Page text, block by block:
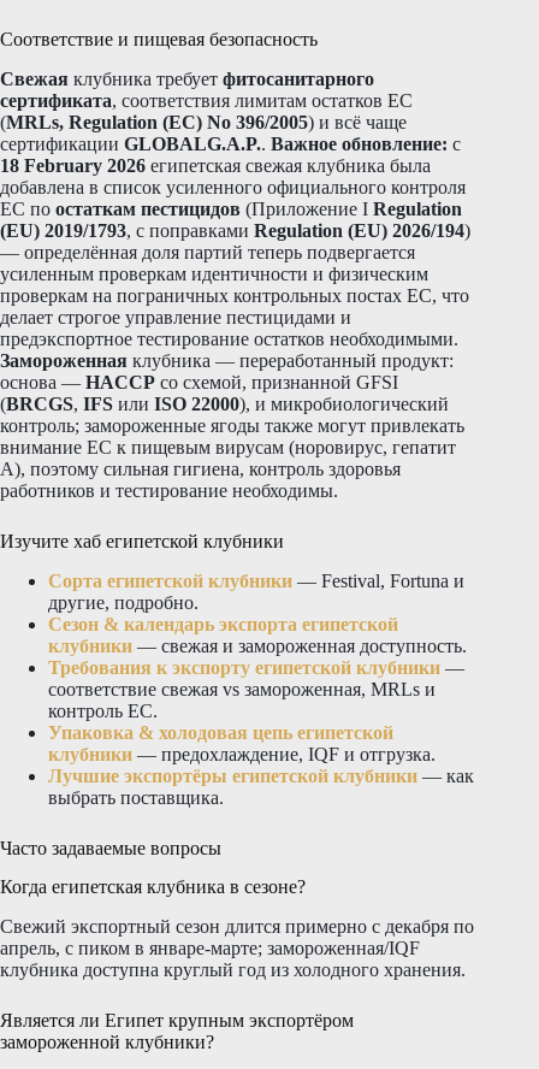
Соответствие и пищевая безопасность
Свежая клубника требует фитосанитарного
сертификата, соответствия лимитам остатков ЕС
(MRLs, Regulation (EC) No 396/2005) и всё чаще
сертификации GLOBALG.A.P.. Важное обновление: с
18 February 2026 египетская свежая клубника была
добавлена в список усиленного официального контроля
ЕС по остаткам пестицидов (Приложение I Regulation
(EU) 2019/1793, с поправками Regulation (EU) 2026/194)
— определённая доля партий теперь подвергается
усиленным проверкам идентичности и физическим
проверкам на пограничных контрольных постах ЕС, что
делает строгое управление пестицидами и
предэкспортное тестирование остатков необходимыми.
Замороженная клубника — переработанный продукт:
основа — HACCP со схемой, признанной GFSI
(BRCGS, IFS или ISO 22000), и микробиологический
контроль; замороженные ягоды также могут привлекать
внимание ЕС к пищевым вирусам (норовирус, гепатит
A), поэтому сильная гигиена, контроль здоровья
работников и тестирование необходимы.
Изучите хаб египетской клубники
Сорта египетской клубники — Festival, Fortuna и
другие, подробно.
Сезон & календарь экспорта египетской
клубники — свежая и замороженная доступность.
Требования к экспорту египетской клубники —
соответствие свежая vs замороженная, MRLs и
контроль ЕС.
Упаковка & холодовая цепь египетской
клубники — предохлаждение, IQF и отгрузка.
Лучшие экспортёры египетской клубники — как
выбрать поставщика.
Часто задаваемые вопросы
Когда египетская клубника в сезоне?
Свежий экспортный сезон длится примерно с декабря по
апрель, с пиком в январе-марте; замороженная/IQF
клубника доступна круглый год из холодного хранения.
Является ли Египет крупным экспортёром
замороженной клубники?